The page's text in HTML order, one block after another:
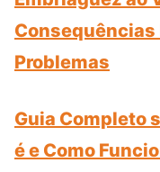
Consequências
Problemas
Guia Completo
é e Como